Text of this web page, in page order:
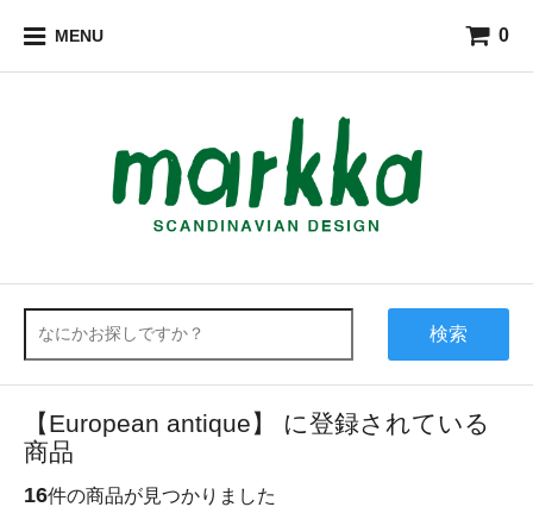
MENU 0
検索
【European antique】 に登録されている
商品
16件の商品が見つかりました